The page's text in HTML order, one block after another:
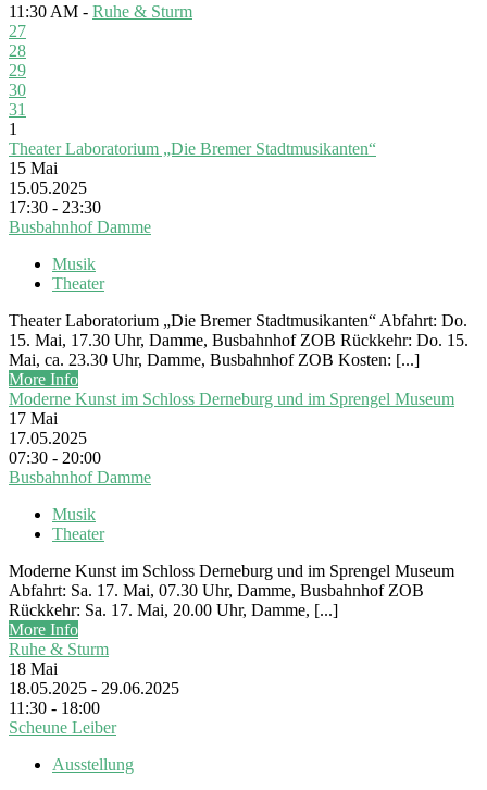
11:30 AM - Ruhe & Sturm
27
28
29
30
31
1
Theater Laboratorium „Die Bremer Stadtmusikanten“
15 Mai
15.05.2025
17:30 - 23:30
Busbahnhof Damme
Musik
Theater
Theater Laboratorium „Die Bremer Stadtmusikanten“ Abfahrt: Do.
15. Mai, 17.30 Uhr, Damme, Busbahnhof ZOB Rückkehr: Do. 15.
Mai, ca. 23.30 Uhr, Damme, Busbahnhof ZOB Kosten: [...]
More Info
Moderne Kunst im Schloss Derneburg und im Sprengel Museum
17 Mai
17.05.2025
07:30 - 20:00
Busbahnhof Damme
Musik
Theater
Moderne Kunst im Schloss Derneburg und im Sprengel Museum
Abfahrt: Sa. 17. Mai, 07.30 Uhr, Damme, Busbahnhof ZOB
Rückkehr: Sa. 17. Mai, 20.00 Uhr, Damme, [...]
More Info
Ruhe & Sturm
18 Mai
18.05.2025 - 29.06.2025
11:30 - 18:00
Scheune Leiber
Ausstellung